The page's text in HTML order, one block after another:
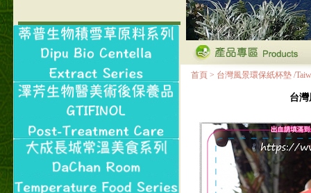
NT$320(RMB￥71.00)
首頁 > 台灣風景環保紙杯墊 /
台灣